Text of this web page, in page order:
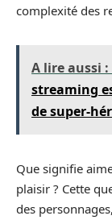
complexité des
A lire aussi :
streaming
de super-
Que signifie
plaisir ? Cette
des